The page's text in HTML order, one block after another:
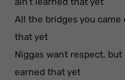
All the bridges you came
that yet
Niggas want respect, but
earned that yet